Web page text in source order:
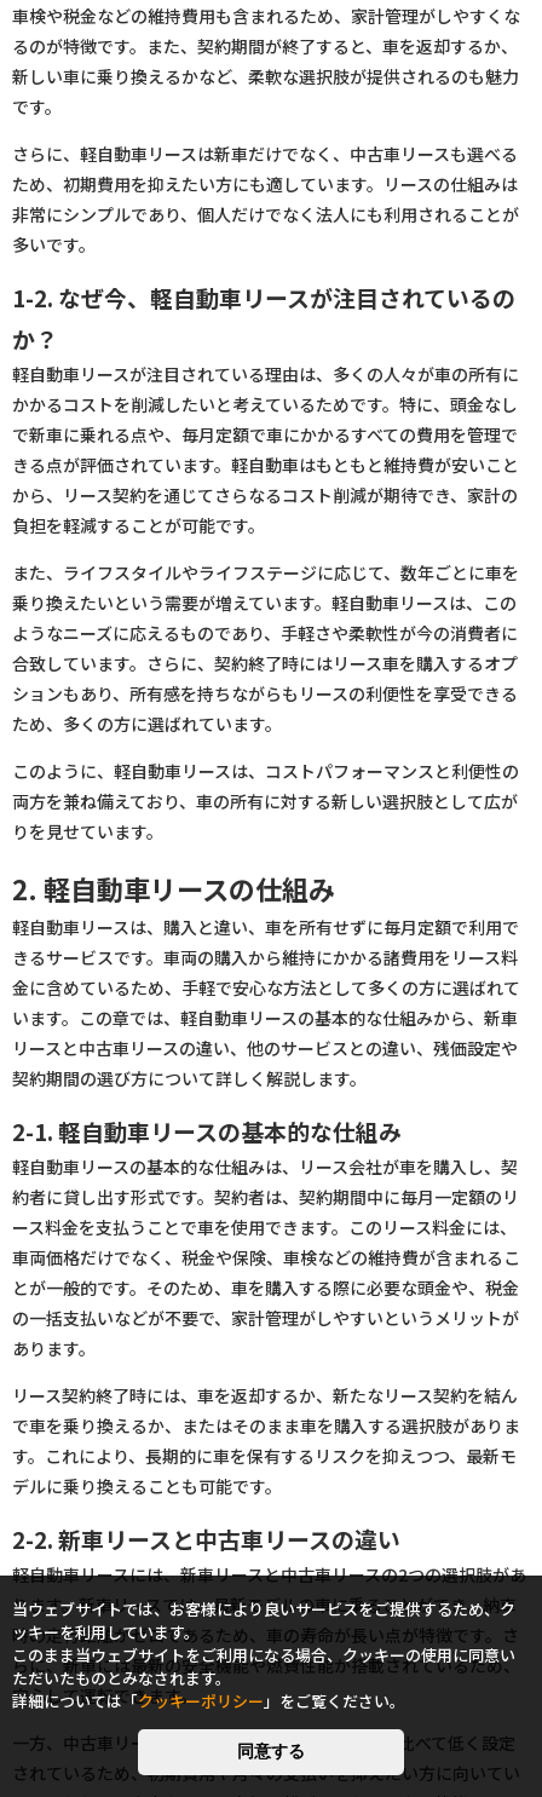
車検や税金などの維持費用も含まれるため、家計管理がしやすくな
るのが特徴です。また、契約期間が終了すると、車を返却するか、
新しい車に乗り換えるかなど、柔軟な選択肢が提供されるのも魅力
です。
さらに、軽自動車リースは新車だけでなく、中古車リースも選べる
ため、初期費用を抑えたい方にも適しています。リースの仕組みは
非常にシンプルであり、個人だけでなく法人にも利用されることが
多いです。
1-2. なぜ今、軽自動車リースが注目されているの
か？
軽自動車リースが注目されている理由は、多くの人々が車の所有に
かかるコストを削減したいと考えているためです。特に、頭金なし
で新車に乗れる点や、毎月定額で車にかかるすべての費用を管理で
きる点が評価されています。軽自動車はもともと維持費が安いこと
から、リース契約を通じてさらなるコスト削減が期待でき、家計の
負担を軽減することが可能です。
また、ライフスタイルやライフステージに応じて、数年ごとに車を
乗り換えたいという需要が増えています。軽自動車リースは、この
ようなニーズに応えるものであり、手軽さや柔軟性が今の消費者に
合致しています。さらに、契約終了時にはリース車を購入するオプ
ションもあり、所有感を持ちながらもリースの利便性を享受できる
ため、多くの方に選ばれています。
このように、軽自動車リースは、コストパフォーマンスと利便性の
両方を兼ね備えており、車の所有に対する新しい選択肢として広が
りを見せています。
2. 軽自動車リースの仕組み
軽自動車リースは、購入と違い、車を所有せずに毎月定額で利用で
きるサービスです。車両の購入から維持にかかる諸費用をリース料
金に含めているため、手軽で安心な方法として多くの方に選ばれて
います。この章では、軽自動車リースの基本的な仕組みから、新車
リースと中古車リースの違い、他のサービスとの違い、残価設定や
契約期間の選び方について詳しく解説します。
2-1. 軽自動車リースの基本的な仕組み
軽自動車リースの基本的な仕組みは、リース会社が車を購入し、契
約者に貸し出す形式です。契約者は、契約期間中に毎月一定額のリ
ース料金を支払うことで車を使用できます。このリース料金には、
車両価格だけでなく、税金や保険、車検などの維持費が含まれるこ
とが一般的です。そのため、車を購入する際に必要な頭金や、税金
の一括支払いなどが不要で、家計管理がしやすいというメリットが
あります。
リース契約終了時には、車を返却するか、新たなリース契約を結ん
で車を乗り換えるか、またはそのまま車を購入する選択肢がありま
す。これにより、長期的に車を保有するリスクを抑えつつ、最新モ
デルに乗り換えることも可能です。
2-2. 新車リースと中古車リースの違い
軽自動車リースには、新車リースと中古車リースの2つの選択肢があ
ります。新車リースでは、最新モデルの車に乗ることができ、納車
時の走行距離がゼロであるため、車の寿命が長い点が特徴です。さ
らに、新車には最新の安全機能や燃費性能が搭載されているため、
安心して運転できます。
一方、中古車リースは、リース料金が新車リースに比べて低く設定
されているため、初期費用や月々の支払いを抑えたい方に向いてい
当ウェブサイトでは、お客様により良いサービスをご提供するため、ク
ッキーを利用しています。
このまま当ウェブサイトをご利用になる場合、クッキーの使用に同意い
ただいたものとみなされます。
詳細については「クッキーポリシー」をご覧ください。
同意する